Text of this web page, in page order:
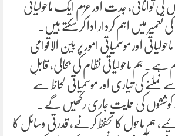
کی توانائی، جدت اور عزم ایک ماحولیاتی
تعمیر میں اہم کردار ادا کر سکتے ہیں۔
اور موسمیاتی امور پر بین الاقوامی
ہم ماحولیاتی نظام کی بحالی، قابلِ
نمٹنے کی تیاری اور موسمیاتی لحاظ سے
کی حمایت جاری رکھیں گے۔
ہم ماحول کا تحفظ کرنے، قدرتی وسائل کا